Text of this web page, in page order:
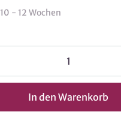
10 - 12 Wochen